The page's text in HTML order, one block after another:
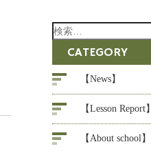
検
CATEGORY
【News】
【Lesson Report】
【About school】